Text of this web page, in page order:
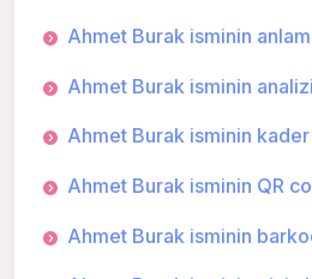
Ahmet Burak isminin anlam
Ahmet Burak isminin analizi
Ahmet Burak isminin kader
Ahmet Burak isminin QR
Ahmet Burak isminin